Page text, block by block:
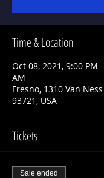
Time & Location
Oct 08, 2021, 9:00 PM
AM
Fresno, 1310 Van
93721, USA
Tickets
Sale ended